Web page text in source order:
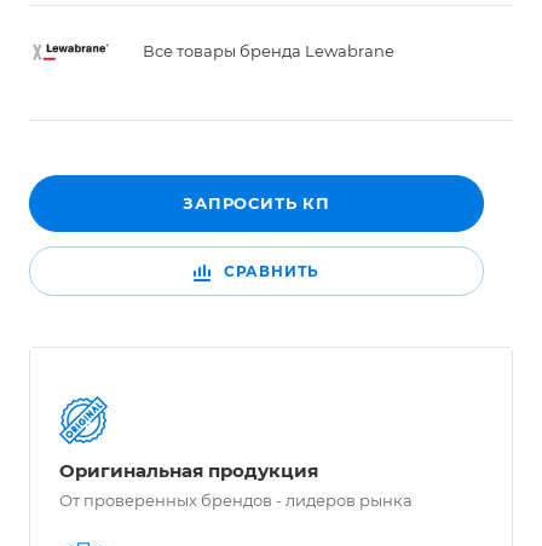
Все товары бренда Lewabrane
ЗАПРОСИТЬ КП
СРАВНИТЬ
Оригинальная продукция
От проверенных брендов - лидеров рынка